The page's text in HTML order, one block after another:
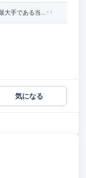
大手である当...
気になる